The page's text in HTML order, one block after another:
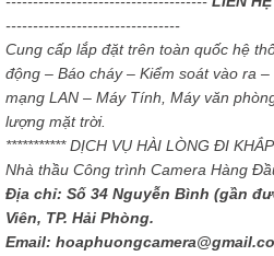
--------------------------------
Cung cấp lắp đặt trên toàn quốc hệ
động – Báo cháy – Kiểm soát vào ra
mạng LAN – Máy Tính, Máy văn
lượng mặt trời.
*********** DỊCH VỤ HÀI LÒNG ĐI
Nhà thầu Công trình Camera Hàng
Địa chỉ: Số 34 Nguyễn Bình (gần
Viên, TP. Hải Phòng.
Email: